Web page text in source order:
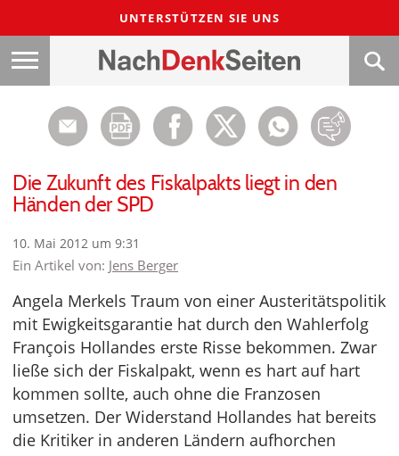
UNTERSTÜTZEN SIE UNS
Die Zukunft des Fiskalpakts liegt in den
Händen der SPD
10. Mai 2012 um 9:31
Ein Artikel von: Jens Berger
Angela Merkels Traum von einer Austeritätspolitik
mit Ewigkeitsgarantie hat durch den Wahlerfolg
François Hollandes erste Risse bekommen. Zwar
ließe sich der Fiskalpakt, wenn es hart auf hart
kommen sollte, auch ohne die Franzosen
umsetzen. Der Widerstand Hollandes hat bereits
die Kritiker in anderen Ländern aufhorchen